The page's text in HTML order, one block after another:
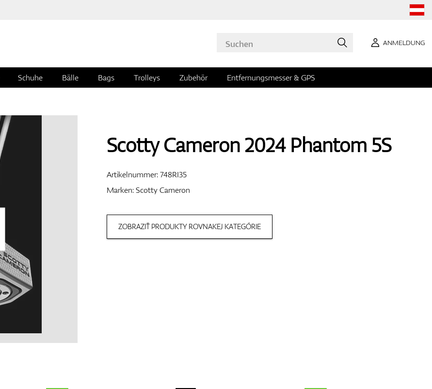
ANMELDUNG
Schuhe Bälle Bags Trolleys Zubehör Entfernungsmesser & GPS
Scotty Cameron 2024 Phantom 5S
Artikelnummer:748RI35
Marken:Scotty Cameron
ZOBRAZIŤ PRODUKTY ROVNAKEJ KATEGÓRIE